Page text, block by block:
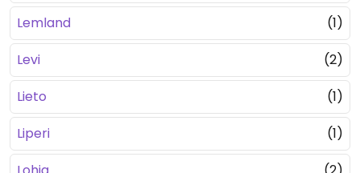
Lemland
(1)
Levi
(2)
Lieto
(1)
Liperi
(1)